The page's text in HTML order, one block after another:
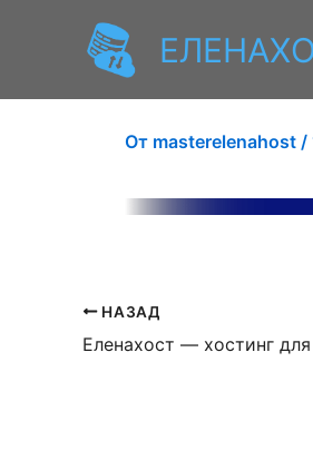
содержимому
От masterelenahost /
НАЗАД
Еленахост — хостинг